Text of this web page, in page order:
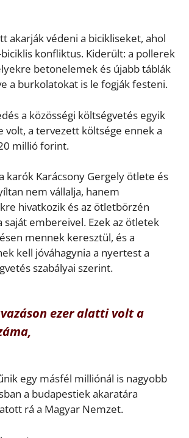
akarják védeni a bicikliseket, ahol
konfliktus. Kiderült: a pollerek
betonelemek és újabb táblák
a burkolatokat is le fogják festeni.
a közösségi költségvetés egyik
volt, a tervezett költsége ennek a
millió forint.
karók Karácsony Gergely ötlete és
nem vállalja, hanem
hivatkozik és az ötletbörzén
saját embereivel. Ezek az ötletek
mennek keresztül, és a
kell jóváhagynia a nyertest a
szabályai szerint.
ezer alatti volt a
egy másfél milliónál is nagyobb
a budapestiek akaratára
rá a Magyar Nemzet.